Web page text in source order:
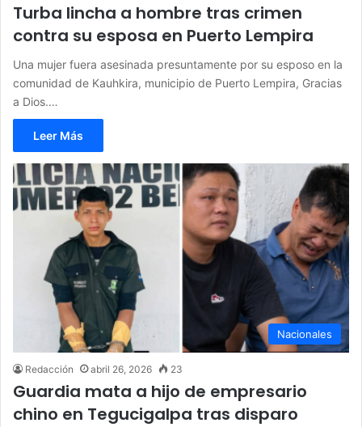
Turba lincha a hombre tras crimen
contra su esposa en Puerto Lempira
Una mujer fuera asesinada presuntamente por su esposo en la
comunidad de Kauhkira, municipio de Puerto Lempira, Gracias
a Dios.…
Leer Más
Nacionales
Redacción abril 26, 2026 23
Guardia mata a hijo de empresario
chino en Tegucigalpa tras disparo